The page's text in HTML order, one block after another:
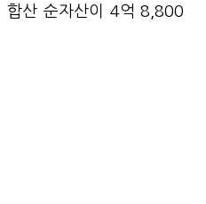
합산 순자산이 4억 8,800